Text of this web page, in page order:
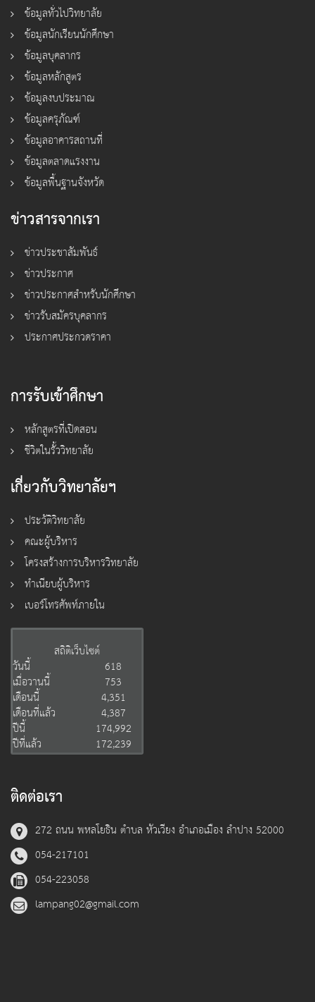
ข้อมูลทั่วไปวิทยาลัย
ข้อมูลนักเรียนนักศึกษา
ข้อมูลบุคลากร
ข้อมูลหลักสูตร
ข้อมูลงบประมาณ
ข้อมูลครุภัณฑ์
ข้อมูลอาคารสถานที่
ข้อมูลตลาดแรงงาน
ข้อมูลพื้นฐานจังหวัด
ข่าวสารจากเรา
ข่าวประชาสัมพันธ์
ข่าวประกาศ
ข่าวประกาศสำหรับนักศึกษา
ข่าวรับสมัครบุคลากร
ประกาศประกวดราคา
การรับเข้าศึกษา
หลักสูตรที่เปิดสอน
ชีวิตในรั้ววิทยาลัย
เกี่ยวกับวิทยาลัยฯ
ประวัติวิทยาลัย
คณะผู้บริหาร
โครงสร้างการบริหารวิทยาลัย
ทำเนียบผู้บริหาร
เบอร์โทรศัพท์ภายใน
สถิติเว็บไซต์
วันนี้
618
เมื่อวานนี้
753
เดือนนี้
4,351
เดือนที่แล้ว
4,387
ปีนี้
174,992
ปีที่แล้ว
172,239
ติดต่อเรา
272 ถนน พหลโยธิน ตำบล หัวเวียง อำเภอเมือง ลำปาง 52000
054-217101
054-223058
lampang02@gmail.com